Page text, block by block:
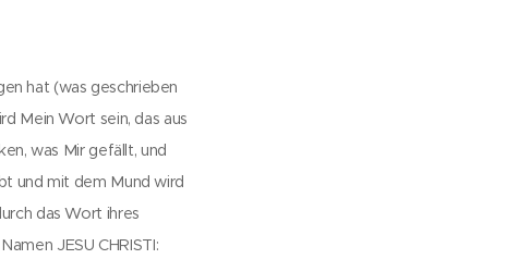
hat (was geschrieben
Mein Wort sein, das aus
was Mir gefällt, und
und mit dem Mund wird
das Wort ihres
JESU CHRISTI: